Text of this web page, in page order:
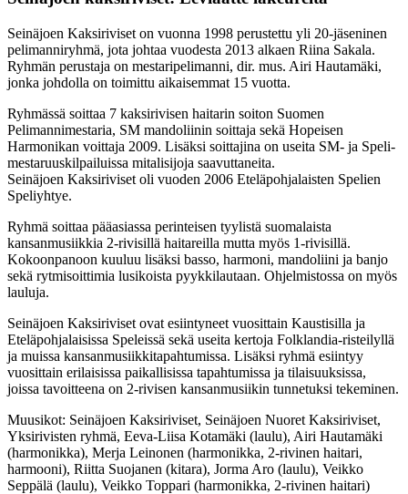
Seinäjoen Kaksiriviset on vuonna 1998 perustettu yli 20-jäseninen
pelimanniryhmä, jota johtaa vuodesta 2013 alkaen Riina Sakala.
Ryhmän perustaja on mestaripelimanni, dir. mus. Airi Hautamäki,
jonka johdolla on toimittu aikaisemmat 15 vuotta.
Ryhmässä soittaa 7 kaksirivisen haitarin soiton Suomen
Pelimannimestaria, SM mandoliinin soittaja sekä Hopeisen
Harmonikan voittaja 2009. Lisäksi soittajina on useita SM- ja Speli-
mestaruuskilpailuissa mitalisijoja saavuttaneita.
Seinäjoen Kaksiriviset oli vuoden 2006 Eteläpohjalaisten Spelien
Speliyhtye.
Ryhmä soittaa pääasiassa perinteisen tyylistä suomalaista
kansanmusiikkia 2-rivisillä haitareilla mutta myös 1-rivisillä.
Kokoonpanoon kuuluu lisäksi basso, harmoni, mandoliini ja banjo
sekä rytmisoittimia lusikoista pyykkilautaan. Ohjelmistossa on myös
lauluja.
Seinäjoen Kaksiriviset ovat esiintyneet vuosittain Kaustisilla ja
Eteläpohjalaisissa Speleissä sekä useita kertoja Folklandia-risteilyllä
ja muissa kansanmusiikkitapahtumissa. Lisäksi ryhmä esiintyy
vuosittain erilaisissa paikallisissa tapahtumissa ja tilaisuuksissa,
joissa tavoitteena on 2-rivisen kansanmusiikin tunnetuksi tekeminen.
Muusikot: Seinäjoen Kaksiriviset, Seinäjoen Nuoret Kaksiriviset,
Yksirivisten ryhmä, Eeva-Liisa Kotamäki (laulu), Airi Hautamäki
(harmonikka), Merja Leinonen (harmonikka, 2-rivinen haitari,
harmooni), Riitta Suojanen (kitara), Jorma Aro (laulu), Veikko
Seppälä (laulu), Veikko Toppari (harmonikka, 2-rivinen haitari)